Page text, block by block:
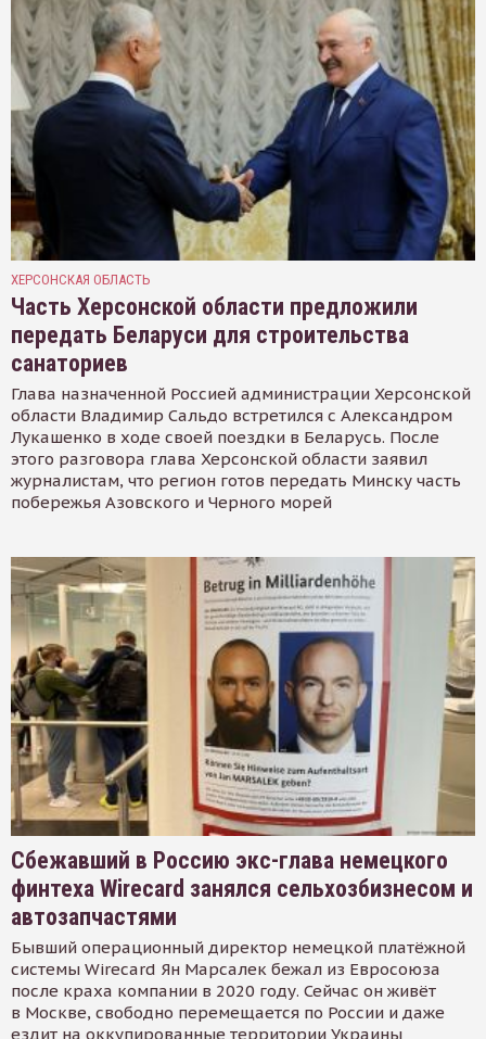
ХЕРСОНСКАЯ ОБЛАСТЬ
Часть Херсонской области предложили
передать Беларуси для строительства
санаториев
Глава назначенной Россией администрации Херсонской
области Владимир Сальдо встретился с Александром
Лукашенко в ходе своей поездки в Беларусь. После
этого разговора глава Херсонской области заявил
журналистам, что регион готов передать Минску часть
побережья Азовского и Черного морей
Сбежавший в Россию экс-глава немецкого
финтеха Wirecard занялся сельхозбизнесом и
автозапчастями
Бывший операционный директор немецкой платёжной
системы Wirecard Ян Марсалек бежал из Евросоюза
после краха компании в 2020 году. Сейчас он живёт
в Москве, свободно перемещается по России и даже
ездит на оккупированные территории Украины